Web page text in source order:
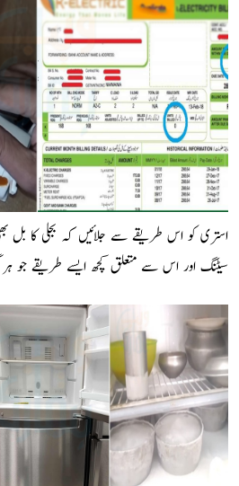
استری کو اس طریقے سے جلائیں کہ بجلی کا بل
سیٹنگ اور اس سے متعلق کچھ ایسے طریقے جو